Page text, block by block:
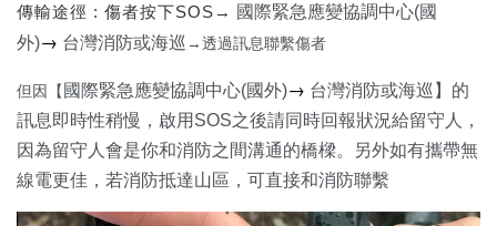
傳輸途徑 : 傷者按下SOS→ 國際緊急應變協調中心(國
外)→ 台灣消防或海巡 →透過訊息聯繫傷者
但因【 國際緊急應變協調中心(國外)→ 台灣消防或海巡】的
訊息即時性稍慢，啟用SOS之後請同時回報狀況給留守人，
因為留守人會是你和消防之間溝通的橋樑。另外如有攜帶無
線電更佳，若消防抵達山區，可直接和消防聯繫